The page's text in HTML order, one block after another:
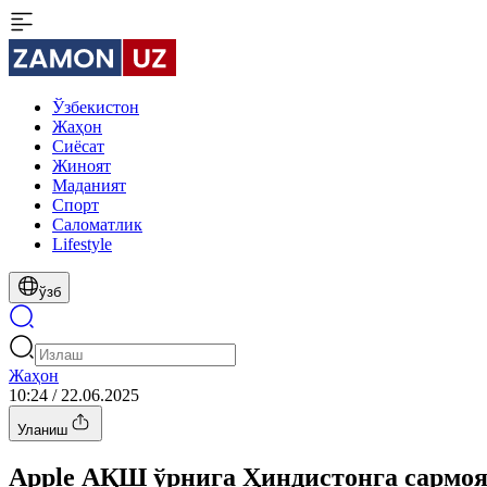
Ўзбекистон
Жаҳон
Сиёсат
Жиноят
Маданият
Спорт
Cаломатлик
Lifestyle
ўзб
Жаҳон
10:24 / 22.06.2025
Уланиш
Apple АҚШ ўрнига Ҳиндистонга